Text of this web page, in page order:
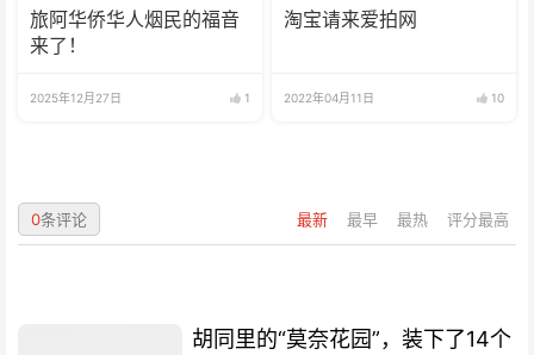
旅阿华侨华人烟民的福音
来了！
2025年12月27日 1
淘宝请来爱拍网
2022年04月11日 10
最新 最早 最热 评分最高
0条评论
胡同里的“莫奈花园”，装下了14个